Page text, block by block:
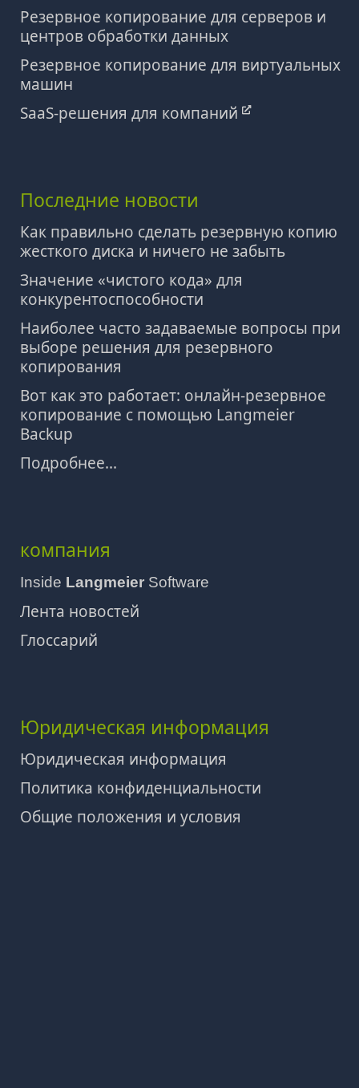
Резервное копирование для серверов и
центров обработки данных
Резервное копирование для виртуальных
машин
SaaS-решения для компаний
Последние новости
Как правильно сделать резервную копию
жесткого диска и ничего не забыть
Значение «чистого кода» для
конкурентоспособности
Наиболее часто задаваемые вопросы при
выборе решения для резервного
копирования
Вот как это работает: онлайн-резервное
копирование с помощью Langmeier
Backup
Подробнее...
компания
Inside Langmeier Software
Лента новостей
Глоссарий
Юридическая информация
Юридическая информация
Политика конфиденциальности
Общие положения и условия